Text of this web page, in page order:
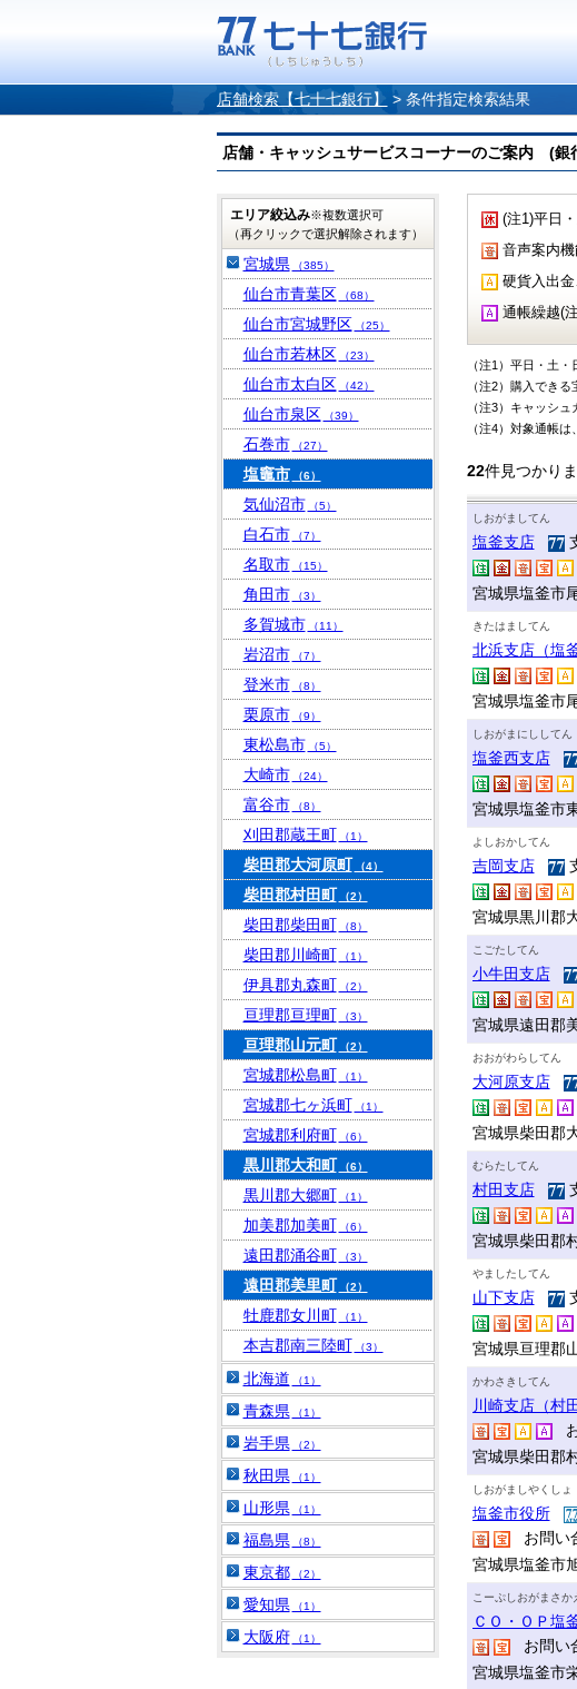
店舗検索【七十七銀行】 > 条件指定検索結果
店舗・キャッシュサービスコーナーのご案内 (銀
(注1)平日
音声案内機
硬貨入出
通帳繰越(
（注1）平日・土
（注2）購入でき
（注3）キャッシ
（注4）対象通帳
22件見つかりま
しおがましてん
塩釜支店
宮城県塩釜市
きたはましてん
北浜支店（塩
宮城県塩釜市
しおがまにししてん
塩釜西支店
宮城県塩釜市
よしおかしてん
吉岡支店
宮城県黒川郡
こごたしてん
小牛田支店
宮城県遠田郡
おおがわらしてん
大河原支店
宮城県柴田郡
むらたしてん
村田支店
宮城県柴田郡
やましたしてん
山下支店
宮城県亘理郡
かわさきしてん
川崎支店（村
宮城県柴田郡
しおがましやくしょ
塩釜市役所
お問い
宮城県塩釜市
こーぷしおがまさか
ＣＯ・ＯＰ塩
お問い
宮城県塩釜市
エリア絞込み※複数選択可
（再クリックで選択解除されます）
宮城県 （385）
仙台市青葉区 （68）
仙台市宮城野区 （25）
仙台市若林区 （23）
仙台市太白区 （42）
仙台市泉区 （39）
石巻市 （27）
塩竈市 （6）
気仙沼市 （5）
白石市 （7）
名取市 （15）
角田市 （3）
多賀城市 （11）
岩沼市 （7）
登米市 （8）
栗原市 （9）
東松島市 （5）
大崎市 （24）
富谷市 （8）
刈田郡蔵王町 （1）
柴田郡大河原町 （4）
柴田郡村田町 （2）
柴田郡柴田町 （8）
柴田郡川崎町 （1）
伊具郡丸森町 （2）
亘理郡亘理町 （3）
亘理郡山元町 （2）
宮城郡松島町 （1）
宮城郡七ヶ浜町 （1）
宮城郡利府町 （6）
黒川郡大和町 （6）
黒川郡大郷町 （1）
加美郡加美町 （6）
遠田郡涌谷町 （3）
遠田郡美里町 （2）
牡鹿郡女川町 （1）
本吉郡南三陸町 （3）
北海道 （1）
青森県 （1）
岩手県 （2）
秋田県 （1）
山形県 （1）
福島県 （8）
東京都 （2）
愛知県 （1）
大阪府 （1）